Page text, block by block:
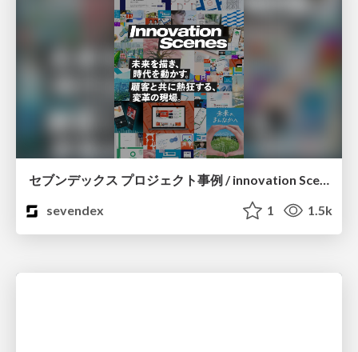
セブンデックス プロジェクト事例 / innovation Scenes
sevendex
1 1.5k